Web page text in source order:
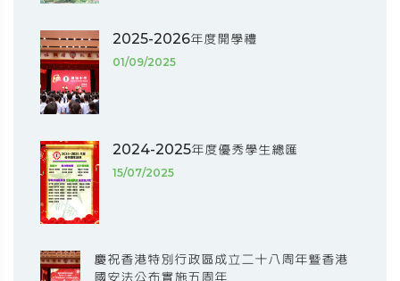
2025-2026年度開學禮
01/09/2025
2024-2025年度優秀學生總匯
15/07/2025
慶祝香港特別行政區成立二十八周年暨香港
國安法公布實施五周年